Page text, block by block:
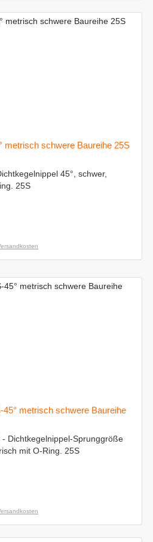
metrisch schwere Baureihe 25S
45°, schwer,
25S
45° metrisch schwere Baureihe
- Dichtkegelnippel-Sprunggröße
mit O-Ring. 25S